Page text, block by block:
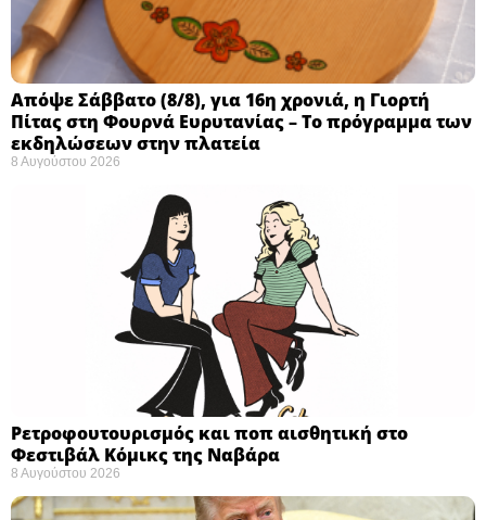
Απόψε Σάββατο (8/8), για 16η χρονιά, η Γιορτή
Πίτας στη Φουρνά Ευρυτανίας – Το πρόγραμμα των
εκδηλώσεων στην πλατεία
8 Αυγούστου 2026
Ρετροφουτουρισμός και ποπ αισθητική στο
Φεστιβάλ Κόμικς της Ναβάρα ​
8 Αυγούστου 2026